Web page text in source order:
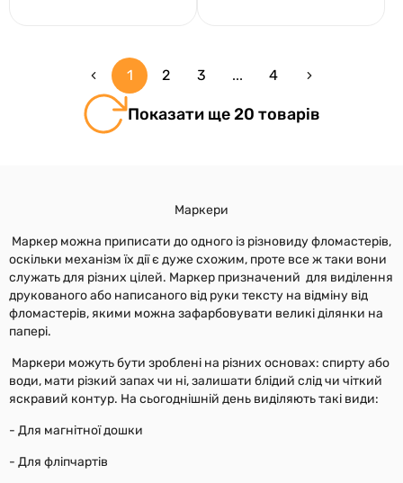
Показати ще 20 товарів
1 2 3 ... 4
Маркери
Маркер можна приписати до одного із різновиду фломастерів,
оскільки механізм їх дії є дуже схожим, проте все ж таки вони
служать для різних цілей. Маркер призначений для виділення
друкованого або написаного від руки тексту на відміну від
фломастерів, якими можна зафарбовувати великі ділянки на
папері.
Маркери можуть бути зроблені на різних основах: спирту або
води, мати різкий запах чи ні, залишати блідий слід чи чіткий
яскравий контур. На сьогоднішній день виділяють такі види:
- Для магнітної дошки
- Для фліпчартів